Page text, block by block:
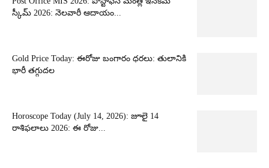
స్కీమ్ 2026: నెలవారీ ఆదాయం...
Gold Price Today: ఈరోజు బంగారం ధరలు: తులానికి
భారీ తగ్గుదల
Horoscope Today (July 14, 2026): జూలై 14
రాశిఫలాలు 2026: ఈ రోజు...